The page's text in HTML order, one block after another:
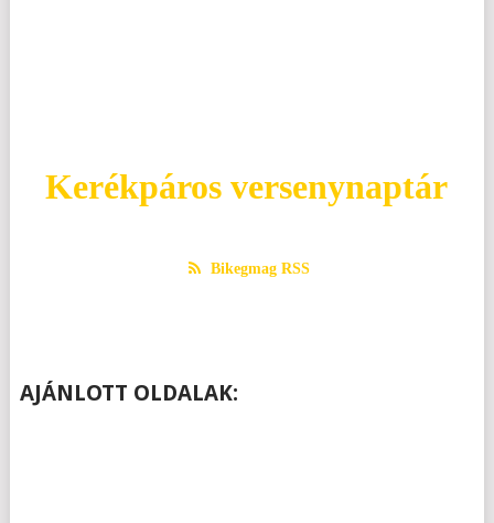
Kerékpáros versenynaptár
Bikegmag RSS
AJÁNLOTT OLDALAK: